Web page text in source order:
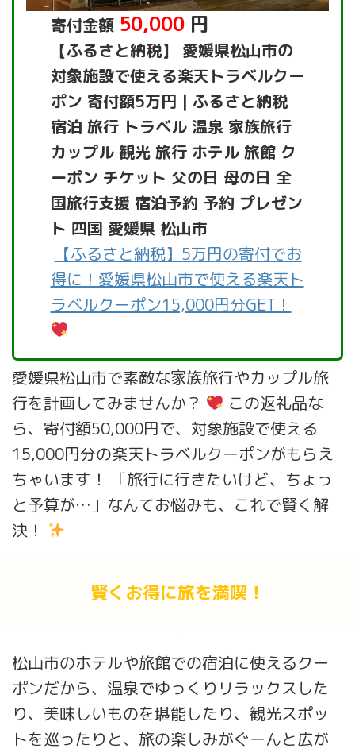
寄付金額 50,000円
【ふるさと納税】 愛媛県松山市の
対象施設で使える楽天トラベルクー
ポン 寄付額5万円 | ふるさと納税
宿泊 旅行 トラベル 温泉 家族旅行
カップル 観光 旅行 ホテル 旅館 ク
ーポン チケット 父の日 母の日 全
国旅行支援 宿泊予約 予約 プレゼン
ト 四国 愛媛県 松山市
【ふるさと納税】5万円の寄付でお
得に！愛媛県松山市で使える楽天ト
ラベルクーポン15,000円分GET！
愛媛県松山市で素敵な家族旅行やカップル旅
行を計画してみませんか？
この返礼品な
ら、寄付額50,000円で、対象施設で使える
15,000円分の楽天トラベルクーポンがもらえ
ちゃいます！ 「旅行に行きたいけど、ちょっ
と予算が…」なんてお悩みも、これで賢く解
決！
賢くお得に旅を満喫！
松山市のホテルや旅館での宿泊に使えるクー
ポンだから、温泉でゆっくりリラックスした
り、美味しいものを堪能したり、観光スポッ
トを巡ったりと、旅の楽しみがぐーんと広が